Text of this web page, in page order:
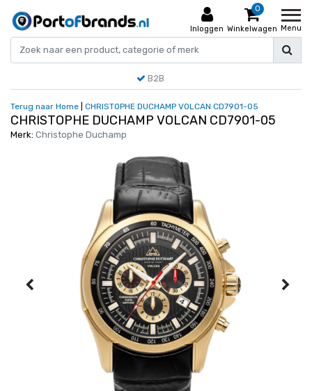
Inloggen
0
Winkelwagen Menu
B2B
Terug naar Home CHRISTOPHE DUCHAMP VOLCAN CD7901-05
CHRISTOPHE DUCHAMP VOLCAN CD7901-05
Merk: Christophe Duchamp